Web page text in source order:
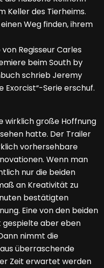
Keller des Tierheims.
Weg finden, ihrem
Regisseur Carles
beim South by
schrieb Jeremy
Exorcist“-Serie erschuf.
wirklich große Hoffnung
hatte. Der Trailer
vorhersehbare
Wenn man
nur die beiden
an Kreativität zu
bestätigten
Eine von den beiden
aber eben
nimmt die
überraschende
Zeit erwartet werden